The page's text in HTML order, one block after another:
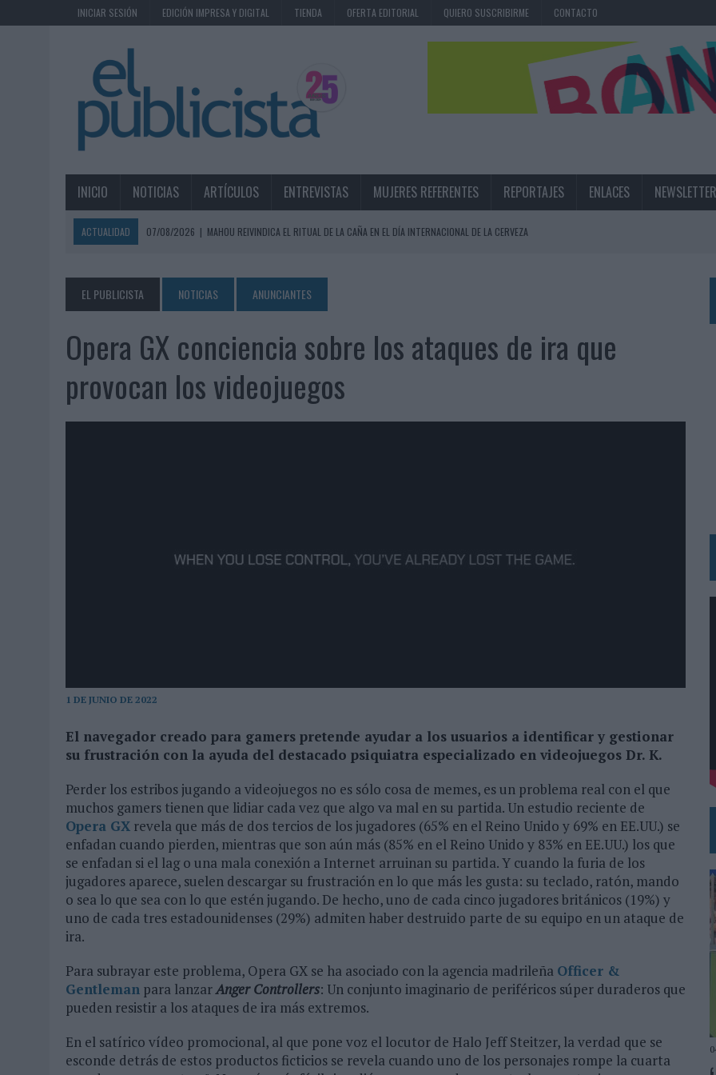
INICIAR SESIÓN EDICIÓN IMPRESA Y DIGITAL TIENDA OFERTA EDITORIAL QUIERO SUSCRIBIRME CONTACTO
INICIO NOTICIAS ARTÍCULOS ENTREVISTAS MUJERES REFERENTES REPORTAJES ENLACES NEWSLETTER
ACTUALIDAD 07/08/2026 | MAHOU REIVINDICA EL RITUAL DE LA CAÑA EN EL DÍA INTERNACIONAL DE LA CERVEZA
07/08/2026 | EL VERANO PONE A PRUEBA LA ESTRATEGIA DIGITAL DE LAS MARCAS
VUELING CONVIERTE LOS RECUERDOS EN SOUVENIRS CON IA
07/08/2026
CUANDO SE APAGUE EL SOL, EL ECLIPSE DE 2026 PONDRÁ A PRUEBA LA CREATIVIDAD DE LAS MARCAS
06/08/2026
| ‘LA VUELTA’, DE FENOMENAL PARA MÁLAGA CF
04/08/2026 | ‘EL PARAÍSO MÁS CERCA’, DE 22GRADOS PARA LOPESAN HOTELS & RESORTS
04/08/2026 | ‘LA ÚNICA CERVEZA DEL MUNDO QUE SE DISFRUTA DOS VECES’, DE INUSUALY PARA CERVEZA CAPAZ
07/08/2026 | EL MÁLAGA CF CULMINA SU TRILOGÍA DE MARCA CON UNA CAMPAÑA QUE CELEBRA SU REGRESO A PRIMERA DIVISIÓN
EL PUBLICISTA NOTICIAS ANUNCIANTES
Opera GX conciencia sobre los ataques de ira que
provocan los videojuegos
1 DE JUNIO DE 2022
El navegador creado para gamers pretende ayudar a los usuarios a identificar y gestionar
su frustración con la ayuda del destacado psiquiatra especializado en videojuegos Dr. K.
Perder los estribos jugando a videojuegos no es sólo cosa de memes, es un problema real con el que
muchos gamers tienen que lidiar cada vez que algo va mal en su partida. Un estudio reciente de
Opera GX revela que más de dos tercios de los jugadores (65% en el Reino Unido y 69% en EE.UU.) se
enfadan cuando pierden, mientras que son aún más (85% en el Reino Unido y 83% en EE.UU.) los que
se enfadan si el lag o una mala conexión a Internet arruinan su partida. Y cuando la furia de los
jugadores aparece, suelen descargar su frustración en lo que más les gusta: su teclado, ratón, mando
o sea lo que sea con lo que estén jugando. De hecho, uno de cada cinco jugadores británicos (19%) y
uno de cada tres estadounidenses (29%) admiten haber destruido parte de su equipo en un ataque de
ira.
Para subrayar este problema, Opera GX se ha asociado con la agencia madrileña Officer &
Gentleman para lanzarAnger Controllers: Un conjunto imaginario de periféricos súper duraderos que
pueden resistir a los ataques de ira más extremos.
En el satírico vídeo promocional, al que pone voz el locutor de Halo Jeff Steitzer, la verdad que se
esconde detrás de estos productos ficticios se revela cuando uno de los personajes rompe la cuarta